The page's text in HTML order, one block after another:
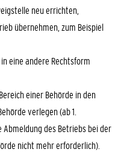
neu errichten,
übernehmen, zum Beispiel
eine andere Rechtsform
einer Behörde in den
verlegen (ab 1.
Abmeldung des Betriebs bei der
nicht mehrerforderlich).